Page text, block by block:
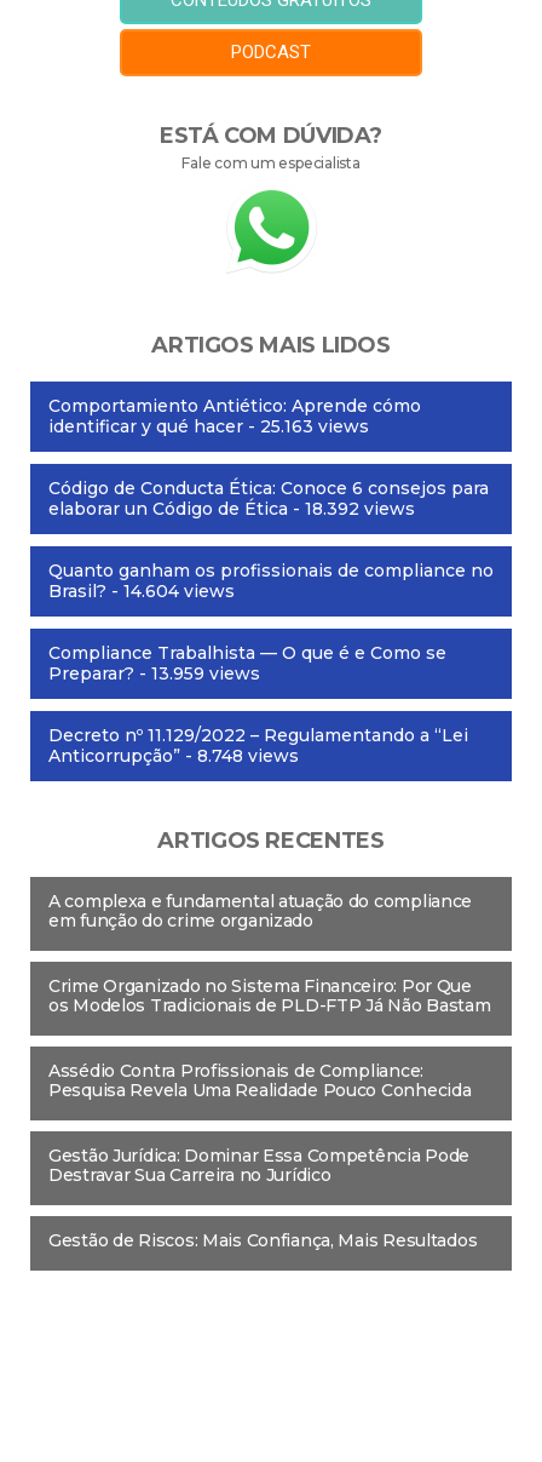
PODCAST
ESTÁ COM DÚVIDA?
Fale com um especialista
ARTIGOS MAIS LIDOS
Comportamiento Antiético: Aprende cómo
identificar y qué hacer - 25.163 views
Código de Conducta Ética: Conoce 6 consejos para
elaborar un Código de Ética - 18.392 views
Quanto ganham os profissionais de compliance no
Brasil? - 14.604 views
Compliance Trabalhista — O que é e Como se
Preparar? - 13.959 views
Decreto nº 11.129/2022 – Regulamentando a “Lei
Anticorrupção” - 8.748 views
ARTIGOS RECENTES
A complexa e fundamental atuação do compliance
em função do crime organizado
Crime Organizado no Sistema Financeiro: Por Que
os Modelos Tradicionais de PLD-FTP Já Não Bastam
Assédio Contra Profissionais de Compliance:
Pesquisa Revela Uma Realidade Pouco Conhecida
Gestão Jurídica: Dominar Essa Competência Pode
Destravar Sua Carreira no Jurídico
Gestão de Riscos: Mais Confiança, Mais Resultados